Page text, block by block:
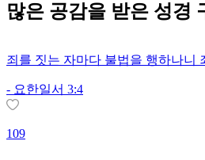
많은 공감을 받은 성경
죄를 짓는 자마다 불법을 행하나니
- 요한일서 3:4
109